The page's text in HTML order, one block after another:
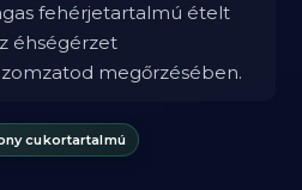
fehérjetartalmú ételt
éhségérzet
megőrzésében.
cukortartalmú